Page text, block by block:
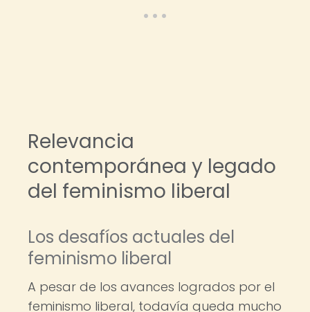
Relevancia
contemporánea y legado
del feminismo liberal
Los desafíos actuales del
feminismo liberal
A pesar de los avances logrados por el
feminismo liberal, todavía queda mucho